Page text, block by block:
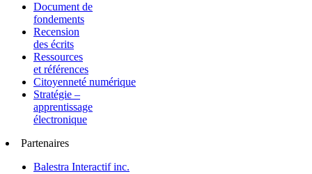
Document de
fondements
Recension
des écrits
Ressources
et références
Citoyenneté numérique
Stratégie –
apprentissage
électronique
Partenaires
Balestra Interactif inc.